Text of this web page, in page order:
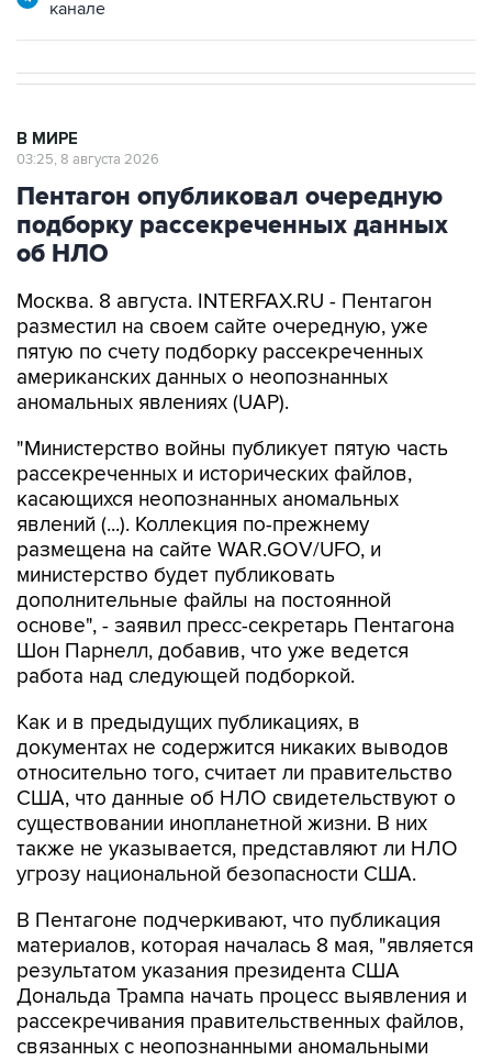
канале
В МИРЕ
03:25, 8 августа 2026
Пентагон опубликовал очередную
подборку рассекреченных данных
об НЛО
Москва. 8 августа. INTERFAX.RU - Пентагон
разместил на своем сайте очередную, уже
пятую по счету подборку рассекреченных
американских данных о неопознанных
аномальных явлениях (UAP).
"Министерство войны публикует пятую часть
рассекреченных и исторических файлов,
касающихся неопознанных аномальных
явлений (...). Коллекция по-прежнему
размещена на сайте WAR.GOV/UFO, и
министерство будет публиковать
дополнительные файлы на постоянной
основе", - заявил пресс-секретарь Пентагона
Шон Парнелл, добавив, что уже ведется
работа над следующей подборкой.
Как и в предыдущих публикациях, в
документах не содержится никаких выводов
относительно того, считает ли правительство
США, что данные об НЛО свидетельствуют о
существовании инопланетной жизни. В них
также не указывается, представляют ли НЛО
угрозу национальной безопасности США.
В Пентагоне подчеркивают, что публикация
материалов, которая началась 8 мая, "является
результатом указания президента США
Дональда Трампа начать процесс выявления и
рассекречивания правительственных файлов,
связанных с неопознанными аномальными